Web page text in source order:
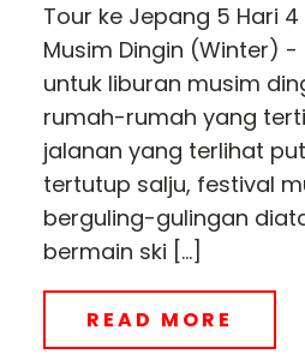
Tour ke Jepang 5 Hari
Musim Dingin (Winter) -
untuk liburan musim
rumah-rumah yang
jalanan yang terlihat
tertutup salju, festival
berguling-gulingan
bermain ski […]
READ MORE